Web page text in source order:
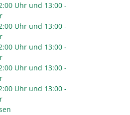
Uhr und 13:00 -
Uhr und 13:00 -
Uhr und 13:00 -
Uhr und 13:00 -
Uhr und 13:00 -